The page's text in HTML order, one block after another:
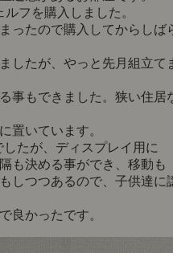
フを購入しました。
ったので購入してからしば
したが、やっと先月組立て
事もできました。狭い住居
置いています。
たが、ディスプレイ用に
も決める事ができ、移動も
しつつあるので、子供達に
良かったです。